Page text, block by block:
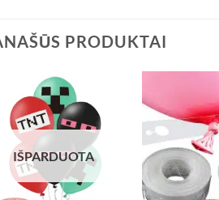
PRODUKTAI
IŠPARDUOTA